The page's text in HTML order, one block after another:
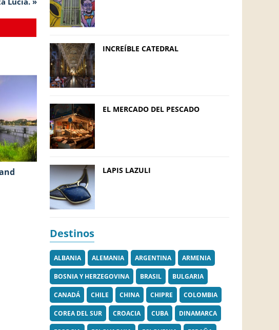
INCREÍBLE CATEDRAL
EL MERCADO DEL PESCADO
LAPIS LAZULI
Destinos
ALBANIA ALEMANIA ARGENTINA ARMENIA
BOSNIA Y HERZEGOVINA BRASIL BULGARIA
CANADÁ CHILE CHINA CHIPRE COLOMBIA
COREA DEL SUR CROACIA CUBA DINAMARCA